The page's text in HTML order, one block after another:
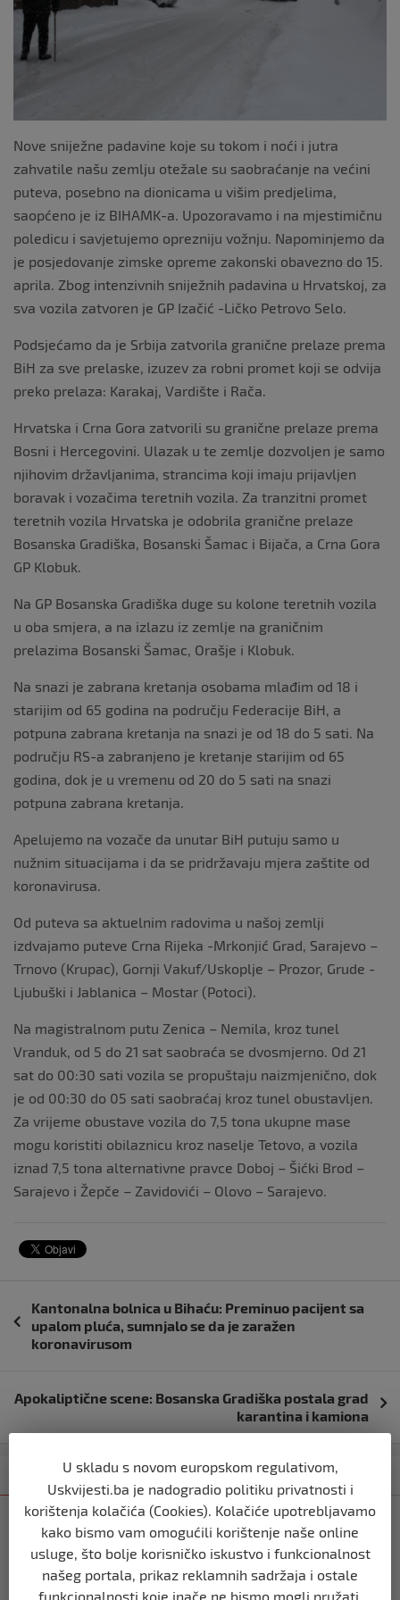
Nove sniježne padavine koje su tokom i noći i jutra
zahvatile našu zemlju otežale su saobraćanje na većini
puteva, posebno na dionicama u višim predjelima,
saopćeno je iz BIHAMK-a. Upozoravamo i na mjestimičnu
poledicu i savjetujemo oprezniju vožnju. Napominjemo da
je posjedovanje zimske opreme zakonski obavezno do 15.
aprila. Zbog intenzivnih sniježnih padavina u Hrvatskoj, za
sva vozila zatvoren je GP Izačić -Ličko Petrovo Selo.
Podsjećamo da je Srbija zatvorila granične prelaze prema
BiH za sve prelaske, izuzev za robni promet koji se odvija
preko prelaza: Karakaj, Vardište i Rača.
Hrvatska i Crna Gora zatvorili su granične prelaze prema
Bosni i Hercegovini. Ulazak u te zemlje dozvoljen je samo
njihovim državljanima, strancima koji imaju prijavljen
boravak i vozačima teretnih vozila. Za tranzitni promet
teretnih vozila Hrvatska je odobrila granične prelaze
Bosanska Gradiška, Bosanski Šamac i Bijača, a Crna Gora
GP Klobuk.
Na GP Bosanska Gradiška duge su kolone teretnih vozila
u oba smjera, a na izlazu iz zemlje na graničnim
prelazima Bosanski Šamac, Orašje i Klobuk.
Na snazi je zabrana kretanja osobama mlađim od 18 i
starijim od 65 godina na području Federacije BiH, a
potpuna zabrana kretanja na snazi je od 18 do 5 sati. Na
području RS-a zabranjeno je kretanje starijim od 65
godina, dok je u vremenu od 20 do 5 sati na snazi
potpuna zabrana kretanja.
Apelujemo na vozače da unutar BiH putuju samo u
nužnim situacijama i da se pridržavaju mjera zaštite od
koronavirusa.
Od puteva sa aktuelnim radovima u našoj zemlji
izdvajamo puteve Crna Rijeka -Mrkonjić Grad, Sarajevo –
Trnovo (Krupac), Gornji Vakuf/Uskoplje – Prozor, Grude -
Ljubuški i Jablanica – Mostar (Potoci).
Na magistralnom putu Zenica – Nemila, kroz tunel
Vranduk, od 5 do 21 sat saobraća se dvosmjerno. Od 21
sat do 00:30 sati vozila se propuštaju naizmjenično, dok
je od 00:30 do 05 sati saobraćaj kroz tunel obustavljen.
Za vrijeme obustave vozila do 7,5 tona ukupne mase
mogu koristiti obilaznicu kroz naselje Tetovo, a vozila
iznad 7,5 tona alternativne pravce Doboj – Šićki Brod –
Sarajevo i Žepče – Zavidovići – Olovo – Sarajevo.
objava
Kantonalna bolnica u Bihaću: Preminuo pacijent sa
upalom pluća, sumnjalo se da je zaražen
koronavirusom
Apokaliptične scene: Bosanska Gradiška postala grad
karantina i kamiona
Kategorija Najnovije Najčitanije
BIH
Ravnopravnost da — politička
manipulacija ne
prije 2 mjeseca
U skladu s novom europskom regulativom,
Uskvijesti.ba je nadogradio politiku privatnosti i
korištenja kolačića (Cookies). Kolačiće upotrebljavamo
kako bismo vam omogućili korištenje naše online
usluge, što bolje korisničko iskustvo i funkcionalnost
našeg portala, prikaz reklamnih sadržaja i ostale
funkcionalnosti koje inače ne bismo mogli pružati.